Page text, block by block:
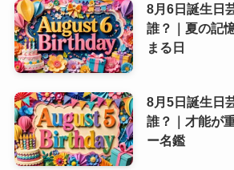
8月6日誕生日
誰？｜夏の記
まる日
8月5日誕生日
誰？｜才能が
ー名鑑